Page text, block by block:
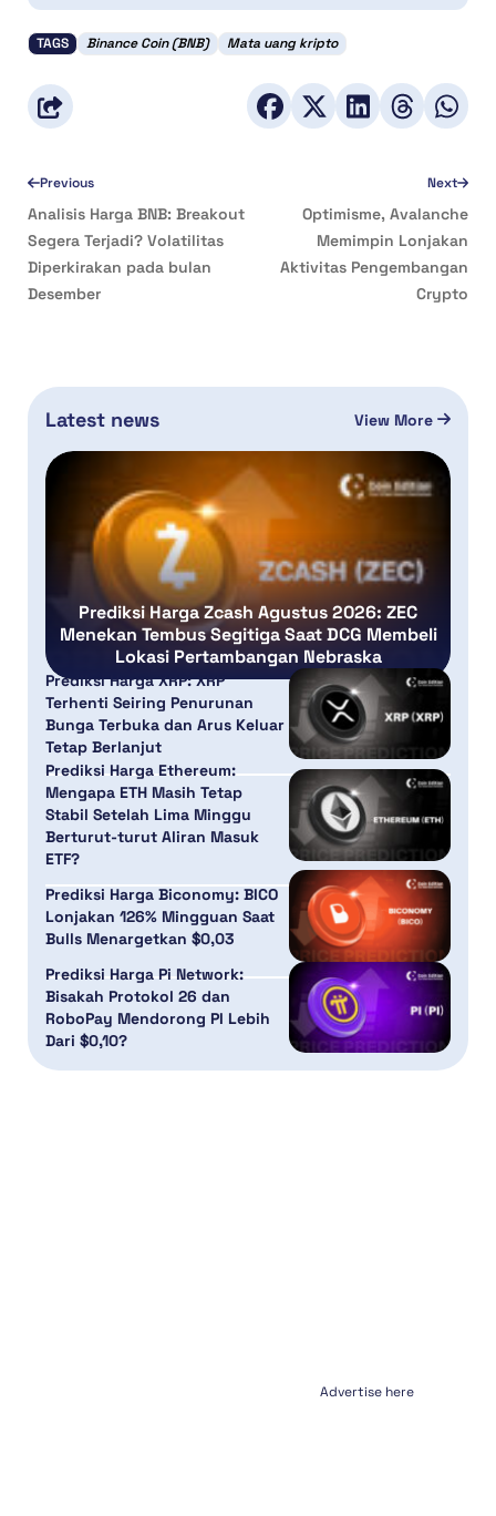
TAGS Binance Coin (BNB) Mata uang kripto
Previous
Analisis Harga BNB: Breakout
Segera Terjadi? Volatilitas
Diperkirakan pada bulan
Desember
Next
Optimisme, Avalanche
Memimpin Lonjakan
Aktivitas Pengembangan
Crypto
Latest news View More
Prediksi Harga Zcash Agustus 2026: ZEC
Menekan Tembus Segitiga Saat DCG Membeli
Lokasi Pertambangan Nebraska
Prediksi Harga XRP: XRP
Terhenti Seiring Penurunan
Bunga Terbuka dan Arus Keluar
Tetap Berlanjut
Prediksi Harga Ethereum:
Mengapa ETH Masih Tetap
Stabil Setelah Lima Minggu
Berturut-turut Aliran Masuk
ETF?
Prediksi Harga Biconomy: BICO
Lonjakan 126% Mingguan Saat
Bulls Menargetkan $0,03
Prediksi Harga Pi Network:
Bisakah Protokol 26 dan
RoboPay Mendorong PI Lebih
Dari $0,10?
Advertise here